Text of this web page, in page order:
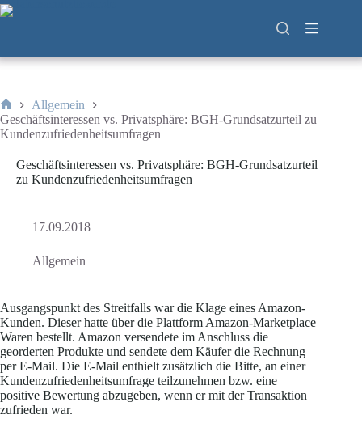
Zum
Inhalt
Start
Allgemein
Geschäftsinteressen vs. Privatsphäre: BGH-Grundsatzurteil zu
Kundenzufriedenheitsumfragen
Geschäftsinteressen vs. Privatsphäre: BGH-Grundsatzurteil
zu Kundenzufriedenheitsumfragen
17.09.2018
Allgemein
Ausgangspunkt des Streitfalls war die Klage eines Amazon-
Kunden. Dieser hatte über die Plattform Amazon-Marketplace
Waren bestellt. Amazon versendete im Anschluss die
georderten Produkte und sendete dem Käufer die Rechnung
per E-Mail. Die E-Mail enthielt zusätzlich die Bitte, an einer
Kundenzufriedenheitsumfrage teilzunehmen bzw. eine
positive Bewertung abzugeben, wenn er mit der Transaktion
zufrieden war.